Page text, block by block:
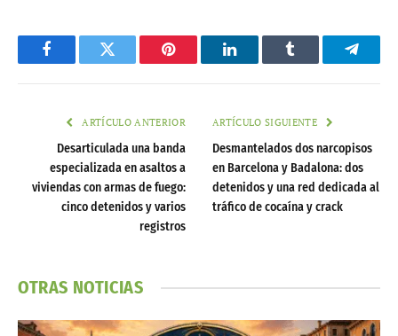
FacebookTwitter Pinterest LinkedInTumblr
ARTÍCULO ANTERIOR
Desarticulada una banda
especializada en asaltos a
viviendas con armas de fuego:
cinco detenidos y varios
registros
ARTÍCULO SIGUIENTE
Desmantelados dos narcopisos
en Barcelona y Badalona: dos
detenidos y una red dedicada al
tráfico de cocaína y crack
OTRAS NOTICIAS